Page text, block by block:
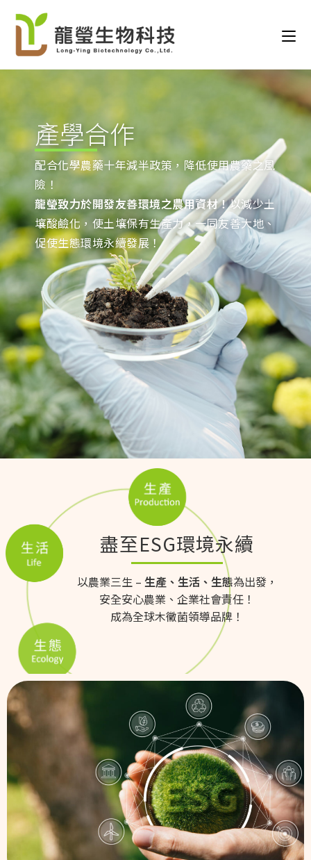
產學合作
配合化學農藥十年減半政策，降低使用農藥之風
險！
龍瑩致力於開發友善環境之農用資材！以減少土
壤酸鹼化，使土壤保有生產力，一同友善大地、
促使生態環境永續發展！
盡至ESG環境永續
以農業三生 – 生產、生活、生態為出發，
安全安心農業、企業社會責任！
成為全球木黴菌領導品牌！